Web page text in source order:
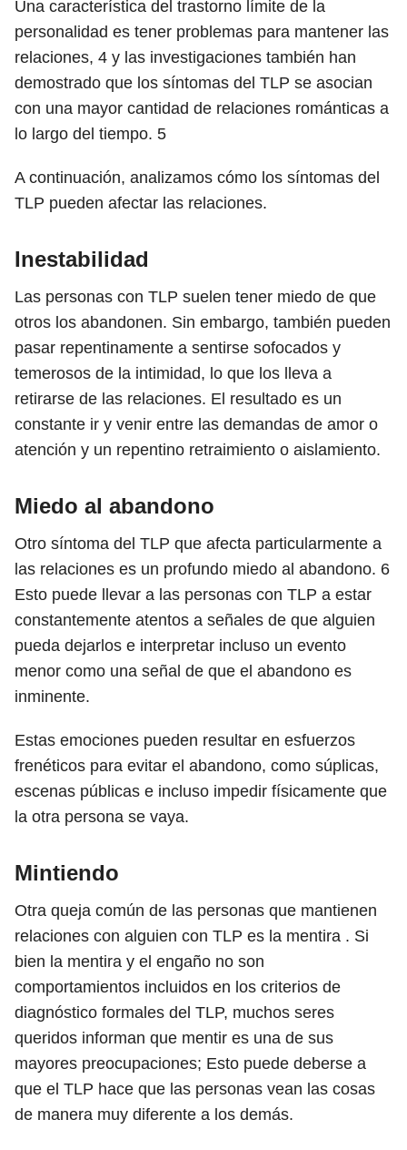
Una característica del trastorno límite de la
personalidad es tener problemas para mantener las
relaciones, 4 y las investigaciones también han
demostrado que los síntomas del TLP se asocian
con una mayor cantidad de relaciones románticas a
lo largo del tiempo. 5
A continuación, analizamos cómo los síntomas del
TLP pueden afectar las relaciones.
Inestabilidad
Las personas con TLP suelen tener miedo de que
otros los abandonen. Sin embargo, también pueden
pasar repentinamente a sentirse sofocados y
temerosos de la intimidad, lo que los lleva a
retirarse de las relaciones. El resultado es un
constante ir y venir entre las demandas de amor o
atención y un repentino retraimiento o aislamiento.
Miedo al abandono
Otro síntoma del TLP que afecta particularmente a
las relaciones es un profundo miedo al abandono. 6
Esto puede llevar a las personas con TLP a estar
constantemente atentos a señales de que alguien
pueda dejarlos e interpretar incluso un evento
menor como una señal de que el abandono es
inminente.
Estas emociones pueden resultar en esfuerzos
frenéticos para evitar el abandono, como súplicas,
escenas públicas e incluso impedir físicamente que
la otra persona se vaya.
Mintiendo
Otra queja común de las personas que mantienen
relaciones con alguien con TLP es la mentira . Si
bien la mentira y el engaño no son
comportamientos incluidos en los criterios de
diagnóstico formales del TLP, muchos seres
queridos informan que mentir es una de sus
mayores preocupaciones; Esto puede deberse a
que el TLP hace que las personas vean las cosas
de manera muy diferente a los demás.